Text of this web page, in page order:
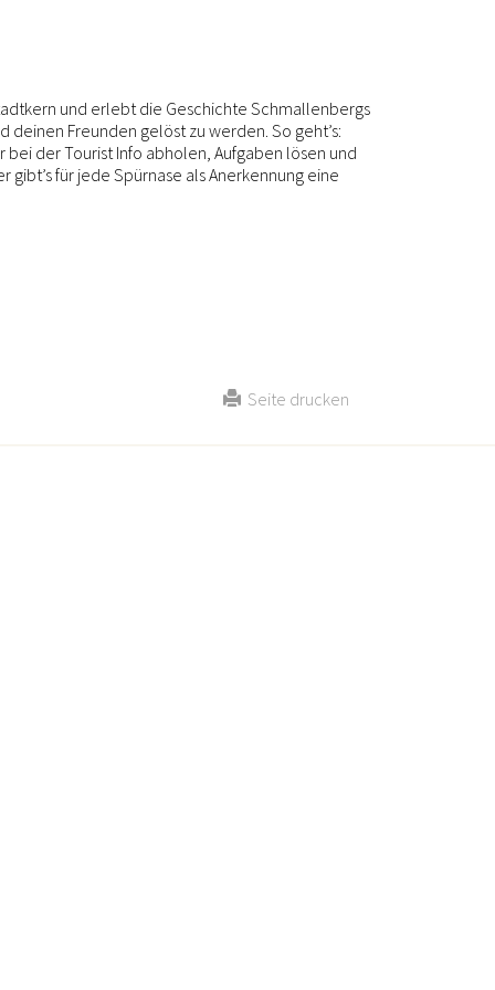
und erlebt die Geschichte Schmallenbergs
Freunden gelöst zu werden. So geht’s:
der Tourist Info abholen, Aufgaben lösen und
gibt’s für jede Spürnase als Anerkennung eine
Seite drucken